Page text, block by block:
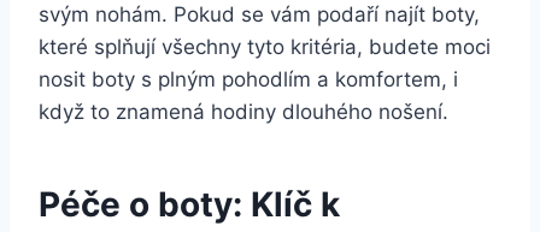
svým nohám. Pokud se ⁣vám podaří najít boty,
které splňují​ všechny tyto ⁣kritéria, ‌budete moci
‍nosit boty​ s plným‌ pohodlím a komfortem, i
když to znamená hodiny⁣ dlouhého nošení.
Péče o boty: ​Klíč k